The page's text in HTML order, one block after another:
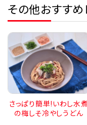
その他おすすめ
さっぱり簡単!いわし水
の梅しそ冷やしうどん